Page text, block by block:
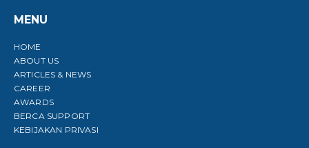
MENU
HOME
ABOUT US
ARTICLES & NEWS
CAREER
AWARDS
BERCA SUPPORT
KEBIJAKAN PRIVASI